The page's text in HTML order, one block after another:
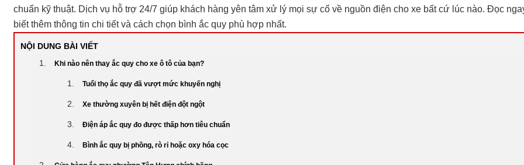
chuẩn kỹ thuật. Dịch vụ hỗ trợ 24/7 giúp khách hàng yên tâm xử lý mọi sự cố về nguồn điện cho xe bất cứ lúc nào. Đọc
biết thêm thông tin chi tiết và cách chọn bình ắc quy phù hợp nhất.
NỘI DUNG BÀI VIẾT
Khi nào nên thay ắc quy cho xe ô tô của bạn?
Tuổi thọ ắc quy đã vượt mức khuyến nghị
Xe thường xuyên bị hết điện đột ngột
Điện áp ắc quy đo được thấp hơn tiêu chuẩn
Bình ắc quy bị phồng, rò rỉ hoặc oxy hóa cọc